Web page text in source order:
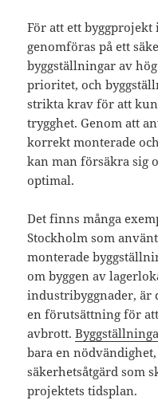
För att ett
genomföras på ett
byggställningar av
prioritet, och
strikta krav för att
trygghet. Genom att
korrekt monterade
kan man försäkra sig
optimal.
Det finns många
Stockholm som
monterade
om byggen av
industribyggnader, är
en förutsättning för
avbrott.
bara en
säkerhetsåtgärd som
projektets tidsplan.